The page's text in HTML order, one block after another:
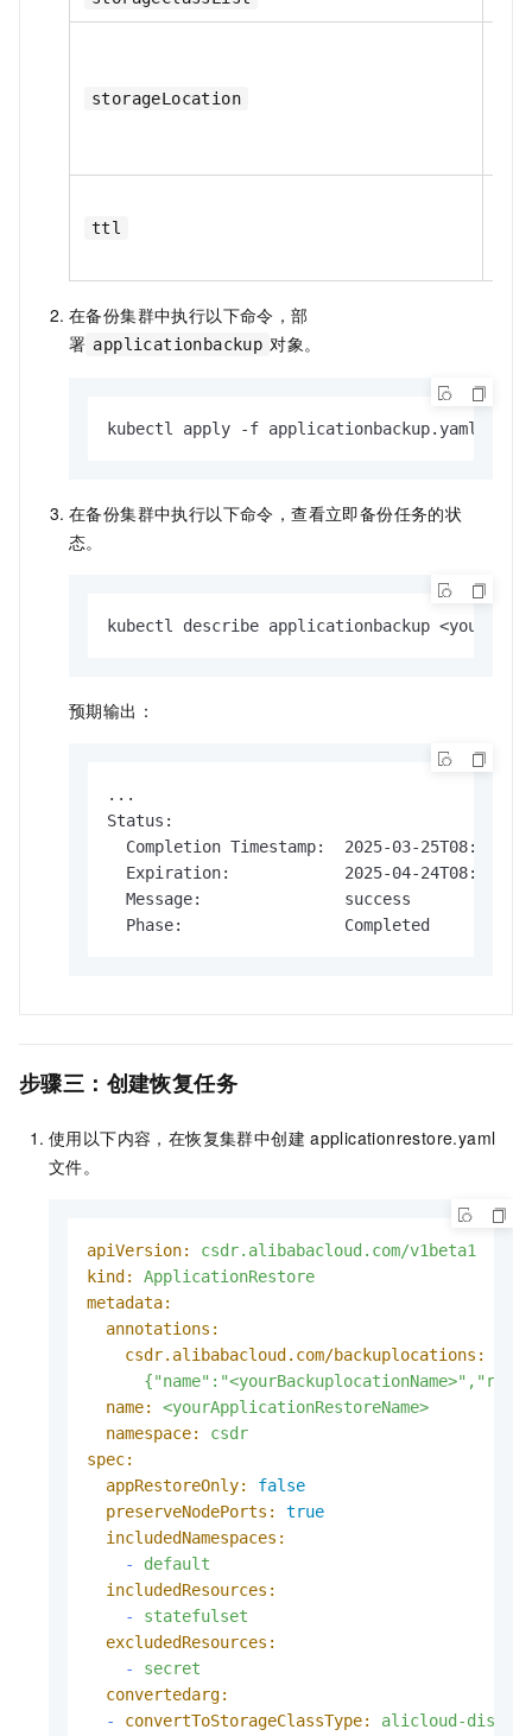
storageLocation
ttl
在备份集群中执行以下命令，部
署 applicationbackup 对象。
kubectl apply -f applicationbackup.yaml
在备份集群中执行以下命令，查看立即备份任务的状
态。
kubectl describe applicationbackup
预期输出：
...
Status:
Completion Timestamp:  2025-03-
Expiration:            2025-04-
  Message:               success
  Phase:                 Completed
步骤三：创建恢复任务
使用以下内容，在恢复集群中创建 applicationrestore.yaml
文件。
apiVersion:
csdr.alibabacloud.com/v1beta1
kind:
ApplicationRestore
metadata:
annotations:
csdr.alibabacloud.com/backuplocations:
name:
<yourApplicationRestoreName>
namespace:
csdr
spec:
appRestoreOnly:
false
preserveNodePorts:
true
includedNamespaces:
-
default
includedResources:
-
statefulset
excludedResources:
-
secret
convertedarg:
-
convertToStorageClassType:
alicloud-disk-